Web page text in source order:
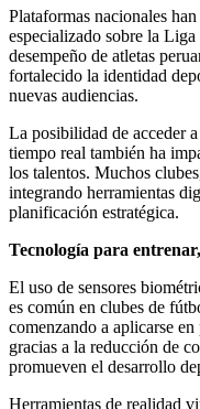
Plataformas nacionales
especializado sobre la
desempeño de atletas
fortalecido la identidad
nuevas audiencias.
La posibilidad de acceder
tiempo real también ha
los talentos. Muchos
integrando herramientas
planificación estratégica.
Tecnología para
El uso de sensores
es común en clubes de
comenzando a aplicarse
gracias a la reducción de
promueven el desarrollo
Herramientas de realidad